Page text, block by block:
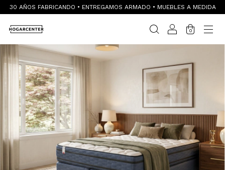
30 AÑOS FABRICANDO • ENTREGAMOS ARMADO • MUEBLES A MEDIDA
0